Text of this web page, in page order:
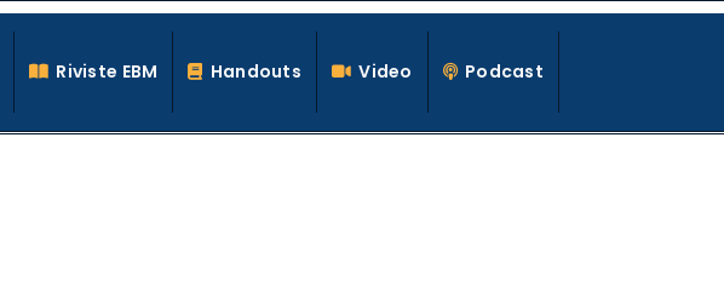
quotidiana
Riviste EBM Handouts Video Podcast